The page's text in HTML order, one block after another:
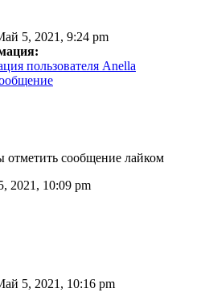
5, 2021, 9:24 pm
пользователя Anella
отметить сообщение лайком
2021, 10:09 pm
5, 2021, 10:16 pm